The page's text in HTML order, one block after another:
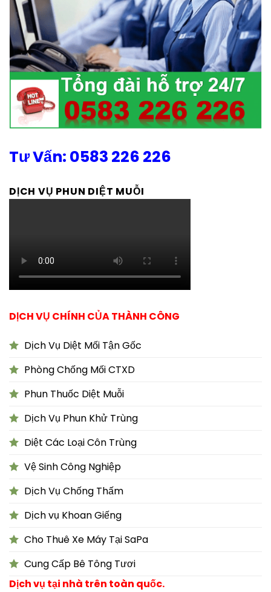
Tư Vấn: 0583 226 226
DỊCH VỤ PHUN DIỆT MUỖI
DỊCH VỤ CHÍNH CỦA THÀNH CÔNG
Dịch Vụ Diệt Mối Tận Gốc
Phòng Chống Mối CTXD
Phun Thuốc Diệt Muỗi
Dịch Vụ Phun Khử Trùng
Diệt Các Loại Côn Trùng
Vệ Sinh Công Nghiệp
Dịch Vụ Chống Thấm
Dịch vụ Khoan Giếng
Cho Thuê Xe Máy Tại SaPa
Cung Cấp Bê Tông Tươi
Dịch vụ tại nhà trên toàn quốc.